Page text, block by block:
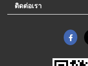
ติดต่อเรา